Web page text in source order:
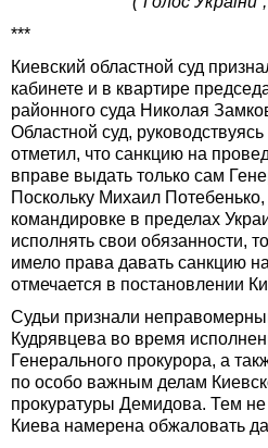
***
Киевский областной суд
кабинете и в квартире
районного суда Николая
Областной суд,
отметил, что санкцию на
вправе выдать только сам
Поскольку Михаил Потебенько,
командировке в пределах
исполнять свои обязанности,
имело права давать санкцию
отмечается в постановлении
Судьи признали
Кудрявцева во время
Генерального прокурора, а
по особо важным делам
прокуратуры Демидова. Тем
Киева намерена обжаловать